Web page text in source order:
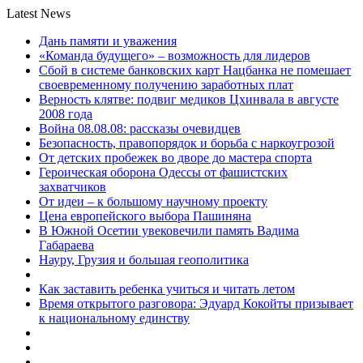
Latest News
Дань памяти и уважения
«Команда будущего» – возможность для лидеров
Сбой в системе банковских карт Нацбанка не помешает
своевременному получению заработных плат
Верность клятве: подвиг медиков Цхинвала в августе
2008 года
Война 08.08.08: рассказы очевидцев
Безопасность, правопорядок и борьба с наркоугрозой
От детских пробежек во дворе до мастера спорта
Героическая оборона Одессы от фашистских
захватчиков
От идеи – к большому научному проекту
Цена европейского выбора Пашиняна
В Южной Осетии увековечили память Вадима
Габараева
Науру, Грузия и большая геополитика
Как заставить ребенка учиться и читать летом
Время открытого разговора: Эдуард Кокойты призывает
к национальному единству